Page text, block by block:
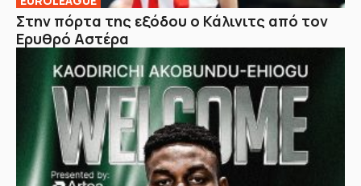
Στην πόρτα της εξόδου ο Κάλινιτς από τον
Ερυθρό Αστέρα